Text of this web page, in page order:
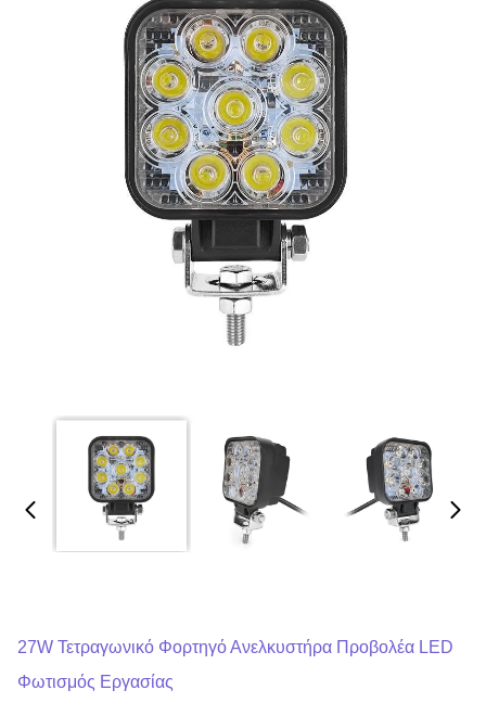
27W Τετραγωνικό Φορτηγό Ανελκυστήρα Προβολέα LED
Φωτισμός Εργασίας